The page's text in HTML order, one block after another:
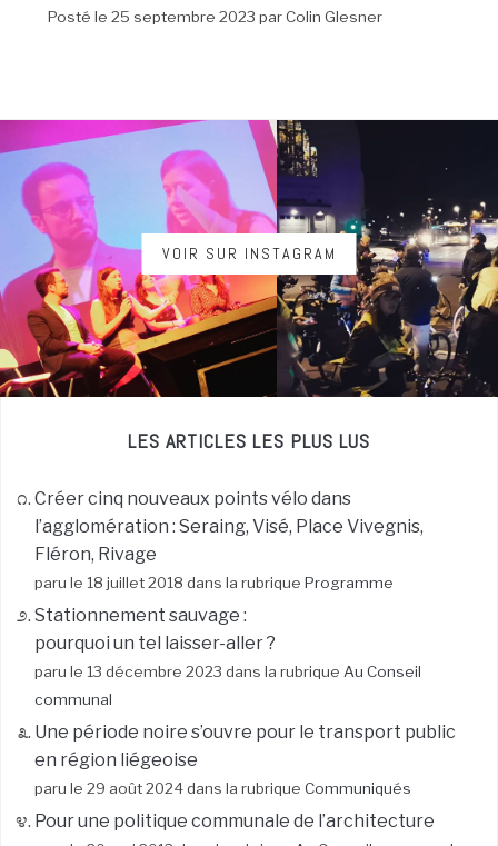
Posté le 25 septembre 2023 par Colin Glesner
VOIR SUR INSTAGRAM
LES ARTICLES LES PLUS LUS
Créer cinq nouveaux points vélo dans
l’agglomération : Seraing, Visé, Place Vivegnis,
Fléron, Rivage
paru le 18 juillet 2018 dans la rubrique Programme
Stationnement sauvage :
pourquoi un tel laisser-aller ?
paru le 13 décembre 2023 dans la rubrique Au Conseil
communal
Une période noire s’ouvre pour le transport public
en région liégeoise
paru le 29 août 2024 dans la rubrique Communiqués
Pour une politique communale de l’architecture